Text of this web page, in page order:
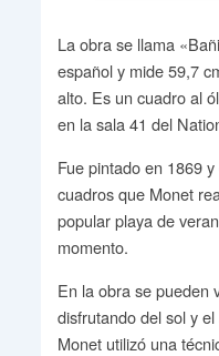
La obra se llama
español y mide 59,7
alto. Es un cuadro al
en la sala 41 del
Fue pintado en 1869
cuadros que Monet
popular playa de
momento.
En la obra se pueden
disfrutando del sol y
Monet utilizó una